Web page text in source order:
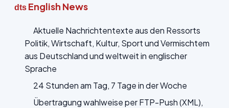
dts English News
Aktuelle Nachrichtentexte aus den Ressorts
Politik, Wirtschaft, Kultur, Sport und Vermischtem
aus Deutschland und weltweit in englischer
Sprache
24 Stunden am Tag, 7 Tage in der Woche
Übertragung wahlweise per FTP-Push (XML),